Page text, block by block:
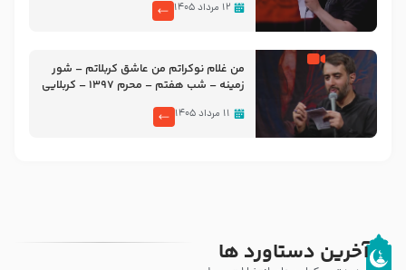
۱۲ مرداد ۱۴۰۵
من غلام نوکراتم من عاشق کربلاتم – شور
زمینه – شب هفتم – محرم 1397 – کربلایی
۱۱ مرداد ۱۴۰۵
آخرین دستاورد ها